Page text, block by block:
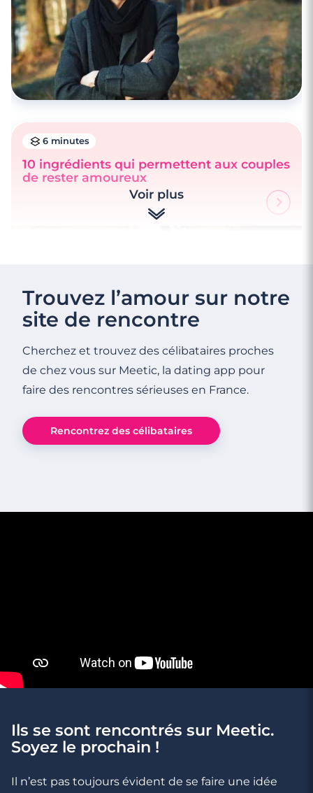
6 minutes
10 ingrédients qui permettent aux couples
de rester amoureux
2 minutes
vacances à deux
Voir plus
Trouvez l’amour sur notre
site de rencontre
Cherchez et trouvez des célibataires proches
de chez vous sur Meetic, la dating app pour
faire des rencontres sérieuses en France.
Rencontrez des célibataires
Ils se sont rencontrés sur Meetic.
Soyez le prochain !
Il n’est pas toujours évident de se faire une idée